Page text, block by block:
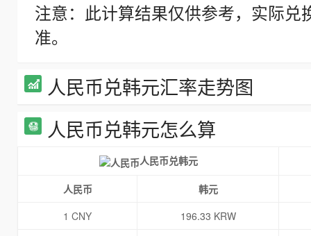
注意：此计算结果仅供参考，实际
准。
人民币兑韩元汇率走势图
人民币兑韩元怎么算
人民币兑韩元
人民币
韩元
1 CNY
196.33 KRW